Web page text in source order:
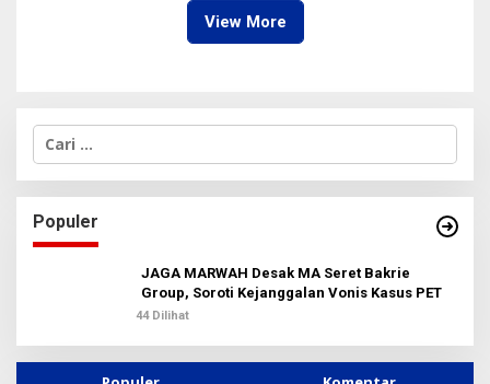
View More
C
i
u
n
t
Populer
JAGA MARWAH Desak MA Seret Bakrie
Group, Soroti Kejanggalan Vonis Kasus PET
44 Dilihat